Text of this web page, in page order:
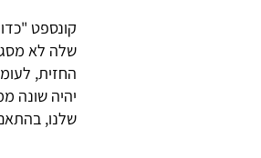
קונספט
שלה לא
החזית,
יהיה שונה
שלנו,